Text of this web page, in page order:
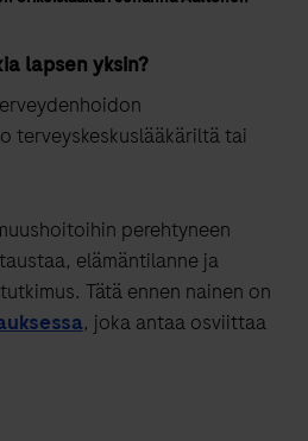
alapsen yksin?
terveyskeskuslääkäriltä tai
perehtyneen
elämäntilanne ja
Tätä ennen nainen on
, joka antaa osviittaa